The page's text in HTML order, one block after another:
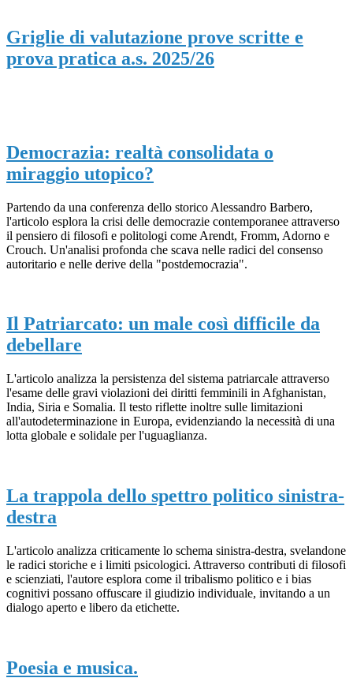
Griglie di valutazione prove scritte e
prova pratica a.s. 2025/26
Democrazia: realtà consolidata o
miraggio utopico?
Partendo da una conferenza dello storico Alessandro Barbero,
l'articolo esplora la crisi delle democrazie contemporanee attraverso
il pensiero di filosofi e politologi come Arendt, Fromm, Adorno e
Crouch. Un'analisi profonda che scava nelle radici del consenso
autoritario e nelle derive della "postdemocrazia".
Il Patriarcato: un male così difficile da
debellare
L'articolo analizza la persistenza del sistema patriarcale attraverso
l'esame delle gravi violazioni dei diritti femminili in Afghanistan,
India, Siria e Somalia. Il testo riflette inoltre sulle limitazioni
all'autodeterminazione in Europa, evidenziando la necessità di una
lotta globale e solidale per l'uguaglianza.
La trappola dello spettro politico sinistra-
destra
L'articolo analizza criticamente lo schema sinistra-destra, svelandone
le radici storiche e i limiti psicologici. Attraverso contributi di filosofi
e scienziati, l'autore esplora come il tribalismo politico e i bias
cognitivi possano offuscare il giudizio individuale, invitando a un
dialogo aperto e libero da etichette.
Poesia e musica.